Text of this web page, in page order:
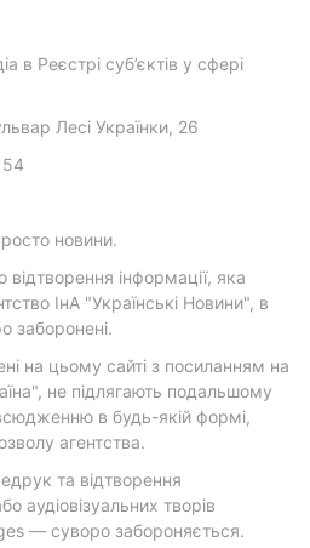
в Реєстрі суб’єктів у сфері
Лесі Українки, 26
новини.
інформації, яка
ІнА "Українські Новини", в
заборонені.
на цьому сайті з посиланням на
не підлягають подальшому
в будь-якій формі,
агентства.
та відтворення
аудіовізуальних творів
— суворо забороняється.